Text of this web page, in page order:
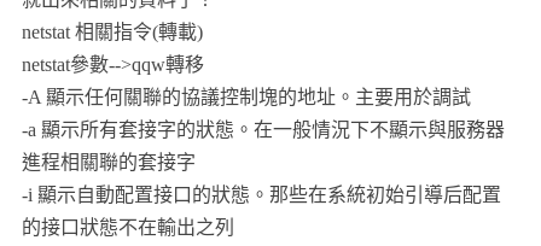
netstat 相關指令(轉載)
netstat參數-->qqw轉移
-A 顯示任何關聯的協議控制塊的地址。主要用於調試
-a 顯示所有套接字的狀態。在一般情況下不顯示與服務器
進程相關聯的套接字
-i 顯示自動配置接口的狀態。那些在系統初始引導后配置
的接口狀態不在輸出之列